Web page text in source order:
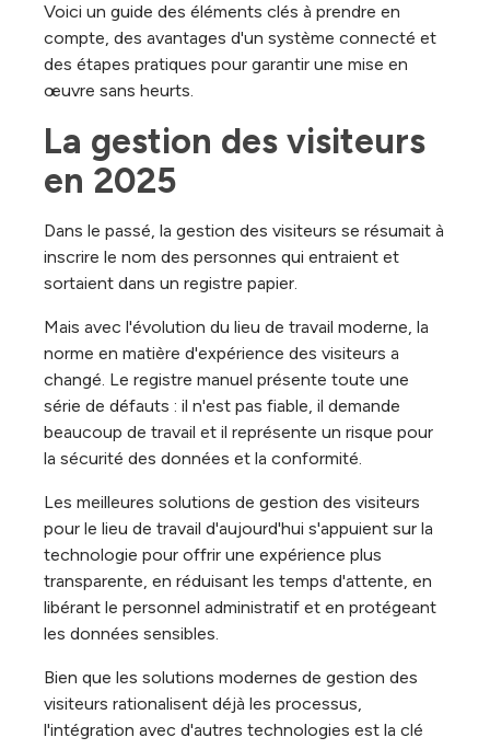
Voici un guide des éléments clés à prendre en
compte, des avantages d'un système connecté et
des étapes pratiques pour garantir une mise en
œuvre sans heurts.
La gestion des visiteurs
en 2025
Dans le passé, la gestion des visiteurs se résumait à
inscrire le nom des personnes qui entraient et
sortaient dans un registre papier.
Mais avec l'évolution du lieu de travail moderne, la
norme en matière d'expérience des visiteurs a
changé. Le registre manuel présente toute une
série de défauts : il n'est pas fiable, il demande
beaucoup de travail et il représente un risque pour
la sécurité des données et la conformité.
Les meilleures solutions de gestion des visiteurs
pour le lieu de travail d'aujourd'hui s'appuient sur la
technologie pour offrir une expérience plus
transparente, en réduisant les temps d'attente, en
libérant le personnel administratif et en protégeant
les données sensibles.
Bien que les solutions modernes de gestion des
visiteurs rationalisent déjà les processus,
l'intégration avec d'autres technologies est la clé